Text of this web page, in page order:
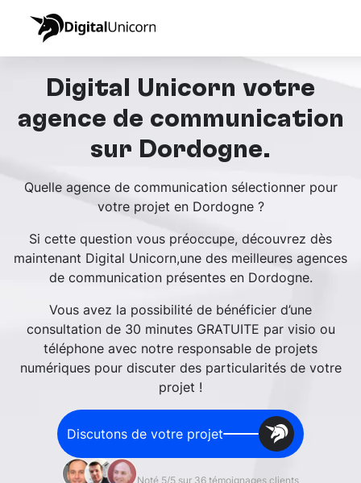
Digital Unicorn votre
agence de communication
sur Dordogne.
Quelle agence de communication sélectionner pour
votre projet en Dordogne ?
Si cette question vous préoccupe, découvrez dès
maintenant Digital Unicorn,une des meilleures agences
de communication présentes en Dordogne.
Vous avez la possibilité de bénéficier d’une
consultation de 30 minutes GRATUITE par visio ou
téléphone avec notre responsable de projets
numériques pour discuter des particularités de votre
projet !
Discutons de votre projet
Noté 5/5 sur 36 témoignages clients